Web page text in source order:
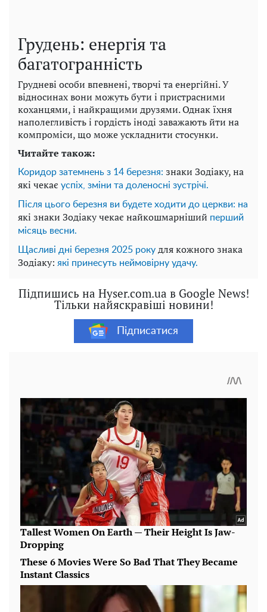
Грудень: енергія та
багатогранність
Грудневі особи впевнені, творчі та енергійні. У
відносинах вони можуть бути і пристрасними
коханцями, і найкращими друзями. Однак їхня
наполегливість і гордість іноді заважають йти на
компроміси, що може ускладнити стосунки.
Читайте також:
Коридор затемнень з 14 березня: знаки Зодіаку, на
які чекає успіх, зміни та доленосні зустрічі.
Після цього березня ви будете ходити до церкви: на
які знаки Зодіаку чекає найкошмарніший перший
місяць весни.
Щасливі дні березня 2025 року для кожного знака
Зодіаку: які принесуть неймовірну удачу.
Підпишись на Hyser.com.ua в Google News!
Тільки найяскравіші новини!
Підписатися